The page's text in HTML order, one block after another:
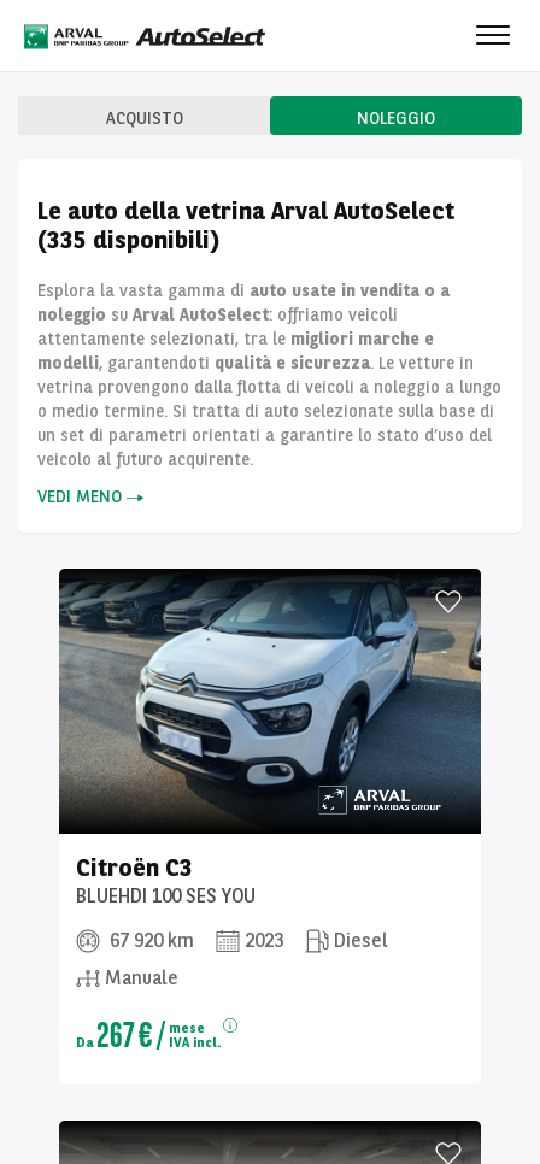
ACQUISTO NOLEGGIO
Le auto della vetrina Arval AutoSelect
(335 disponibili)
Esplora la vasta gamma di auto usate in vendita o a
noleggio su Arval AutoSelect: offriamo veicoli
attentamente selezionati, tra le migliori marche e
modelli, garantendoti qualità e sicurezza. Le vetture in
vetrina provengono dalla flotta di veicoli a noleggio a lungo
o medio termine. Si tratta di auto selezionate sulla base di
un set di parametri orientati a garantire lo stato d’uso del
veicolo al futuro acquirente.
VEDI MENO
Citroën C3
BLUEHDI 100 SES YOU
67 920 km
2023
Diesel
Manuale
Da267 €/ mese
IVA incl.